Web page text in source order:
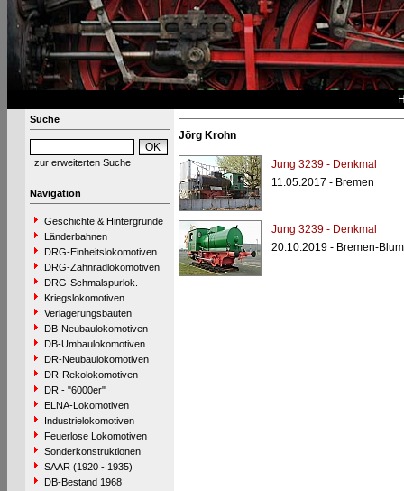
Suche
zur erweiterten Suche
Navigation
Geschichte & Hintergründe
Länderbahnen
DRG-Einheitslokomotiven
DRG-Zahnradlokomotiven
DRG-Schmalspurlok.
Kriegslokomotiven
Verlagerungsbauten
DB-Neubaulokomotiven
DB-Umbaulokomotiven
DR-Neubaulokomotiven
DR-Rekolokomotiven
DR - "6000er"
ELNA-Lokomotiven
Industrielokomotiven
Feuerlose Lokomotiven
Sonderkonstruktionen
SAAR (1920 - 1935)
DB-Bestand 1968
Jörg Krohn
Jung 3239 - Denkmal
11.05.2017 - Bremen
Jung 3239 - Denkmal
20.10.2019 - Bremen-